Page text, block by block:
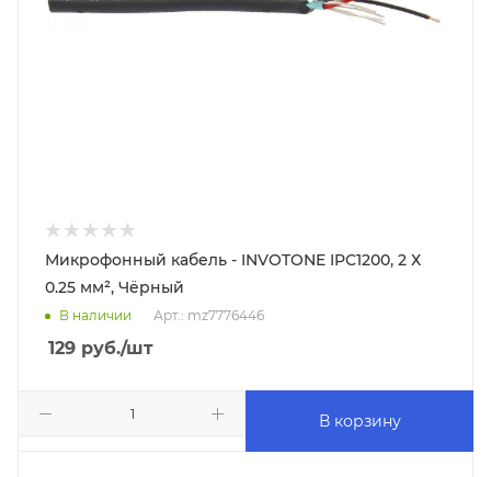
Микрофонный кабель - INVOTONE IPC1200, 2 Х
0.25 мм², Чёрный
В наличии Арт.: mz7776446
129 руб./шт
В корзину